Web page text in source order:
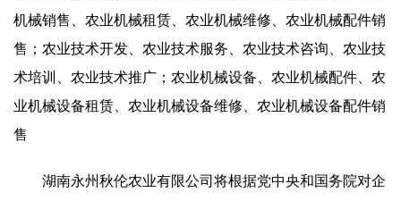
机械销售、农业机械租赁、农业机械维修、农业机械配件销
售；农业技术开发、农业技术服务、农业技术咨询、农业技
术培训、农业技术推广；农业机械设备、农业机械配件、农
业机械设备租赁、农业机械设备维修、农业机械设备配件销
售
湖南永州秋伦农业有限公司将根据党中央和国务院对企